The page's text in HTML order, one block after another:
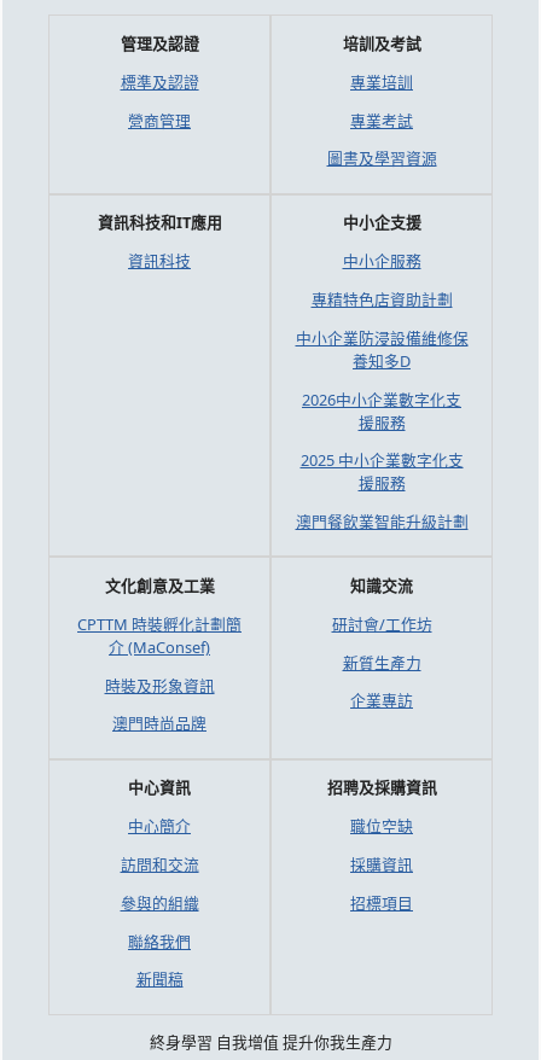
管理及認證
標準及認證
營商管理
培訓及考試
專業培訓
專業考試
圖書及學習資源
資訊科技和IT應用
資訊科技
中小企支援
中小企服務
專精特色店資助計劃
中小企業防浸設備維修保
養知多D
2026中小企業數字化支
援服務
2025 中小企業數字化支
援服務
澳門餐飲業智能升級計劃
文化創意及工業
CPTTM 時裝孵化計劃簡
介 (MaConsef)
時裝及形象資訊
澳門時尚品牌
知識交流
研討會/工作坊
新質生產力
企業專訪
中心資訊
中心簡介
訪問和交流
參與的組織
聯絡我們
新聞稿
招聘及採購資訊
職位空缺
採購資訊
招標項目
終身學習 自我增值 提升你我生產力